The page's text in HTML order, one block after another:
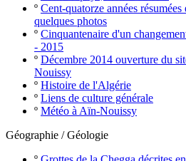
º Cent-quatorze années
quelques photos
º Cinquantenaire d'un
- 2015
º Décembre 2014 ouverture du
Nouissy
º Histoire de l'Algérie
º Liens de culture générale
º Météo à Aïn-Nouissy
Géographie / Géologie